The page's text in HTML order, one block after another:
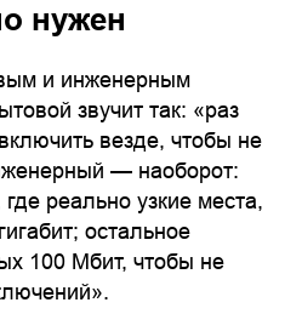
нужен
и инженерным
звучит так: «раз
везде, чтобы не
— наоборот:
реально узкие места,
остальное
100 Мбит, чтобы не